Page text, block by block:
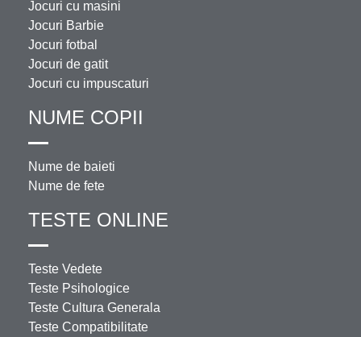
Jocuri cu masini
Jocuri Barbie
Jocuri fotbal
Jocuri de gatit
Jocuri cu impuscaturi
NUME COPII
Nume de baieti
Nume de fete
TESTE ONLINE
Teste Vedete
Teste Psihologice
Teste Cultura Generala
Teste Compatibilitate